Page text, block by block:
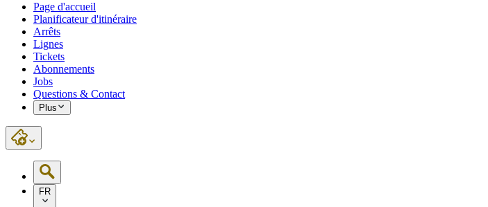
Page d'accueil
Planificateur d'itinéraire
Arrêts
Lignes
Tickets
Abonnements
Jobs
Questions & Contact
Plus
FR